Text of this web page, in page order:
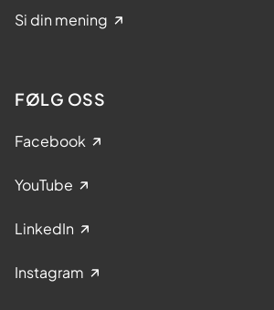
Si din mening
FØLG OSS
Facebook
YouTube
LinkedIn
Instagram